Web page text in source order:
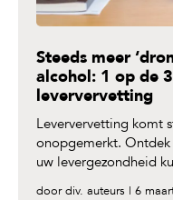
Steeds meer
alcohol: 1 op de
leververvetting
Leververvetting komt
onopgemerkt. Ontdek
uw levergezondheid
door div. auteurs | 6